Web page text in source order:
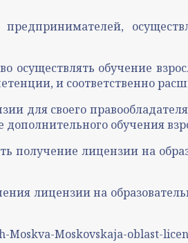
предпринимателей,
обучение
и соответственно
для своего
дополнительного обучения
получение лицензии на
лицензии на
Moskovskaja-oblast-